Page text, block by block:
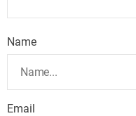
Name
Email